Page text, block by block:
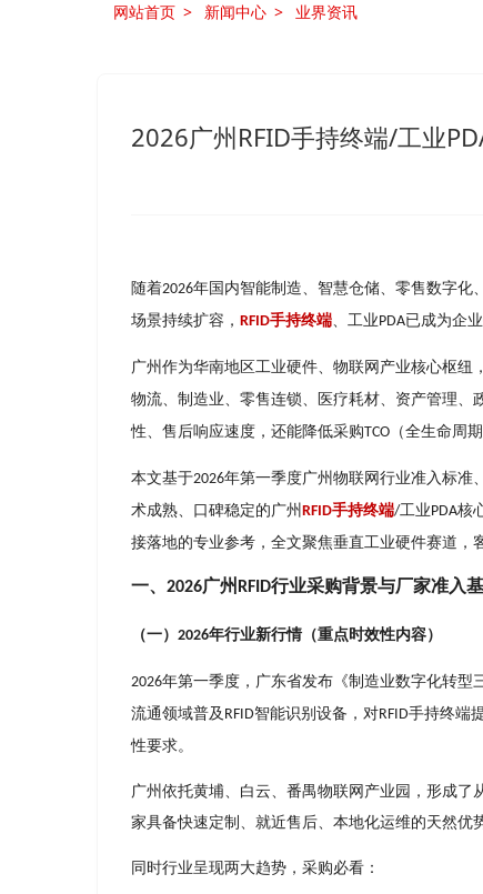
网站首页
新闻中心 业界资讯
2026⼴州RFID⼿持终端/⼯业
随着2026年国内智能制造、智慧仓储、零售数字化
场景持续扩容， RFID⼿持终端、⼯业PDA已成为企
⼴州作为华南地区⼯业硬件、物联⽹产业核⼼枢
物流、制造业、零售连锁、医疗耗材、资产管理
性、售后响应速度，还能降低采购TCO （全⽣命周
本⽂基于2026年第⼀季度⼴州物联⽹⾏业准⼊标准
术成熟、⼝碑稳定的⼴州 RFID⼿持终端/⼯业PDA核
接落地的专业参考，全⽂聚焦垂直⼯业硬件赛道，
⼀、 2026⼴州 RFID⾏业采购背景与⼚家准⼊
（⼀） 2026年⾏业新⾏情（重点时效性内容）
2026年第⼀季度，⼴东省发布《制造业数字化转型
流通领域普及 RFID智能识别设备，对RFID⼿持终端
性要求。
⼴州依托⻩埔、⽩云、番禺物联⽹产业园，形成
家具备快速定制、就近售后、本地化运维的天然优
同时⾏业呈现两⼤趋势，采购必看：